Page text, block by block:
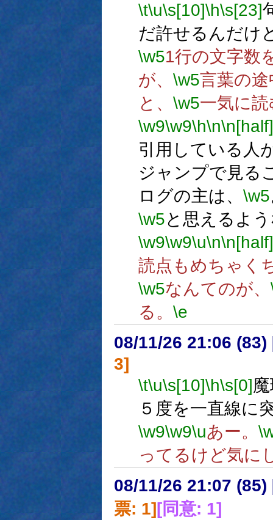
\t\u\s[10]\h\s[23]
だ許せるんだけ
\w51行の文字数
が、 \w5言葉の
と、 \w5一気に
\w9\w9\h\n\n[half]
引用している人
ジャンプで見る
ログの主は、 \w5
\w5と思えるよ
\w9\w9\u\n\n[half]
読点もめちゃく
\w5なんてのが、
る。 \e
08/11/26 21:06 (83)
3]
\t\u\s[10]\h\s[0]
５度を一直線に
\w9\w9\uあー。
ってるけど気に
08/11/26 21:07 (85)
票: 1] [同意: 1]